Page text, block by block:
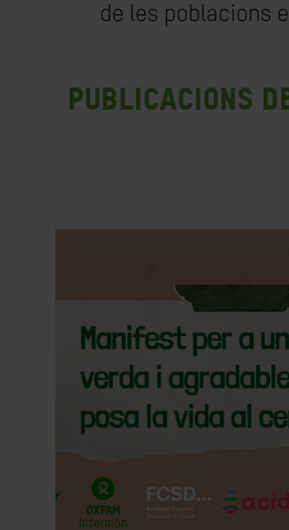
de les poblacions
Publicacions